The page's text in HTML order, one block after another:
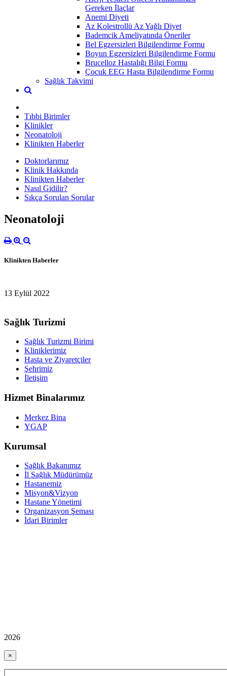
Gereken İlaçlar
Anemi Diyeti
Az Kolestrollü Az Yağlı Diyet
Bademcik Ameliyatında Öneriler
Bel Egzersizleri Bilgilendirme Formu
Boyun Egzersizleri Bilgilendirme Formu
Brucelloz Hastalığı Bilgi Formu
Çocuk EEG Hasta Bilgilendirme Formu
Sağlık Takvimi
Tıbbi Birimler
Klinikler
Neonatoloji
Klinikten Haberler
Doktorlarımız
Klinik Hakkında
Klinikten Haberler
Nasıl Gidilir?
Sıkça Sorulan Sorular
Neonatoloji
Klinikten Haberler
13 Eylül 2022
Sağlık Turizmi
Sağlık Turizmi Birimi
Kliniklerimiz
Hasta ve Ziyaretçiler
Şehrimiz
İletişim
Hizmet Binalarımız
Merkez Bina
YGAP
Kurumsal
Sağlık Bakanımız
İl Sağlık Müdürümüz
Hastanemiz
Misyon&Vizyon
Hastane Yönetimi
Organizasyon Şeması
İdari Birimler
2026
×